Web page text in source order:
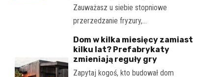
Zauważasz u siebie stopniowe
przerzedzanie fryzury,…
Dom w kilka miesięcy zamiast
kilku lat? Prefabrykaty
zmieniają reguły gry
Zapytaj kogoś, kto budował dom